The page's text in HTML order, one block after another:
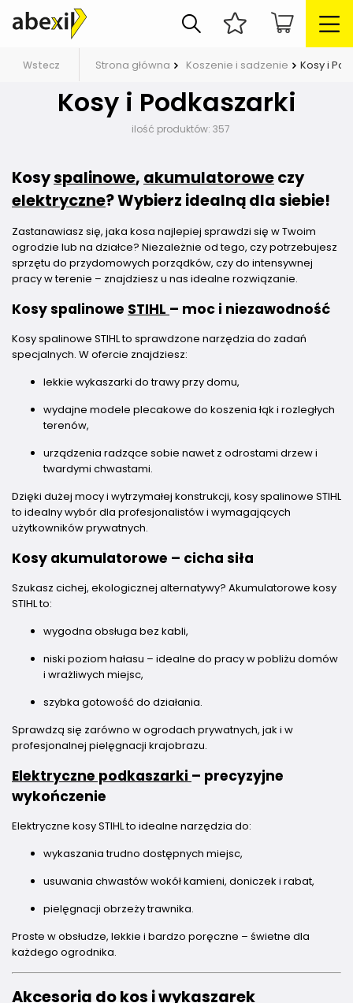
Wstecz Strona główna Koszenie i sadzenie Kosy i
Kosy i Podkaszarki
ilość produktów: 357
Kosyspalinowe, akumulatoroweczy
elektryczne? Wybierz idealną dla siebie!
Zastanawiasz się, jaka kosa najlepiej sprawdzi się w Twoim
ogrodzie lub na działce? Niezależnie od tego, czy potrzebujesz
sprzętu do przydomowych porządków, czy do intensywnej
pracy w terenie – znajdziesz u nas idealne rozwiązanie.
Kosy spalinowe STIHL – moc i niezawodność
Kosy spalinowe STIHL to sprawdzone narzędzia do zadań
specjalnych. W ofercie znajdziesz:
lekkie wykaszarki do trawy przy domu,
wydajne modele plecakowe do koszenia łąk i rozległych
terenów,
urządzenia radzące sobie nawet z odrostami drzew i
twardymi chwastami.
Dzięki dużej mocy i wytrzymałej konstrukcji, kosy spalinowe STIHL
to idealny wybór dla profesjonalistów i wymagających
użytkowników prywatnych.
Kosy akumulatorowe – cicha siła
Szukasz cichej, ekologicznej alternatywy? Akumulatorowe kosy
STIHL to:
wygodna obsługa bez kabli,
niski poziom hałasu – idealne do pracy w pobliżu domów
i wrażliwych miejsc,
szybka gotowość do działania.
Sprawdzą się zarówno w ogrodach prywatnych, jak i w
profesjonalnej pielęgnacji krajobrazu.
Elektryczne podkaszarki – precyzyjne
wykończenie
Elektryczne kosy STIHL to idealne narzędzia do:
wykaszania trudno dostępnych miejsc,
usuwania chwastów wokół kamieni, doniczek i rabat,
pielęgnacji obrzeży trawnika.
Proste w obsłudze, lekkie i bardzo poręczne – świetne dla
każdego ogrodnika.
Akcesoria do kos i wykaszarek